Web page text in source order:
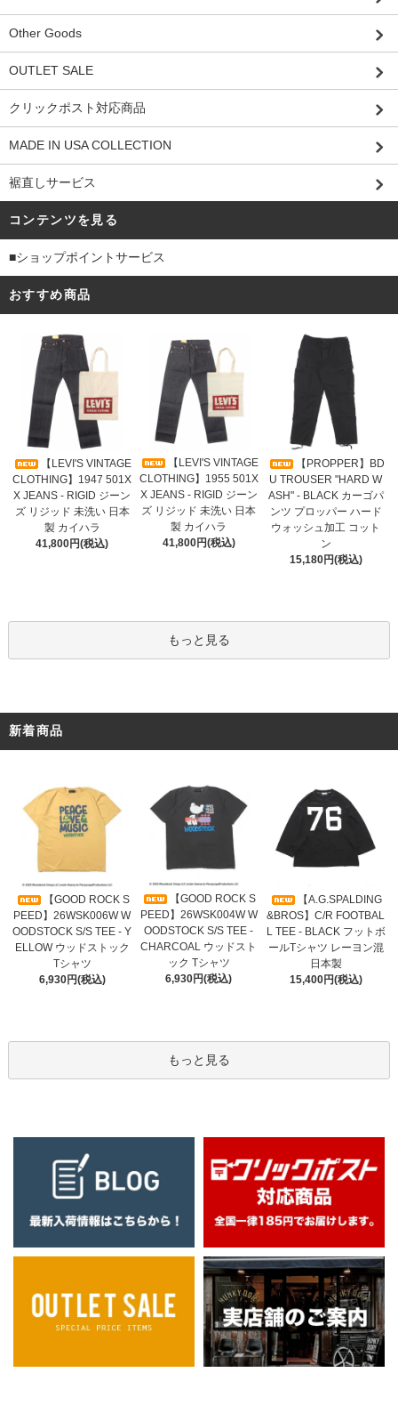
Other Goods
OUTLET SALE
クリックポスト対応商品
MADE IN USA COLLECTION
裾直しサービス
コンテンツを見る
■ショップポイントサービス
おすすめ商品
【LEVI'S VINTAGE
CLOTHING】1947 501X
X JEANS - RIGID ジーン
ズ リジッド 未洗い 日本
製 カイハラ
41,800円(税込)
【LEVI'S VINTAGE
CLOTHING】1955 501X
X JEANS - RIGID ジーン
ズ リジッド 未洗い 日本
製 カイハラ
41,800円(税込)
【PROPPER】BD
U TROUSER "HARD W
ASH" - BLACK カーゴパ
ンツ プロッパー ハード
ウォッシュ加工 コット
ン
15,180円(税込)
もっと見る
新着商品
【GOOD ROCK S
PEED】26WSK006W W
OODSTOCK S/S TEE - Y
ELLOW ウッドストック
Tシャツ
6,930円(税込)
【GOOD ROCK S
PEED】26WSK004W W
OODSTOCK S/S TEE -
CHARCOAL ウッドスト
ック Tシャツ
6,930円(税込)
【A.G.SPALDING
&BROS】C/R FOOTBAL
L TEE - BLACK フットボ
ールTシャツ レーヨン混
日本製
15,400円(税込)
もっと見る